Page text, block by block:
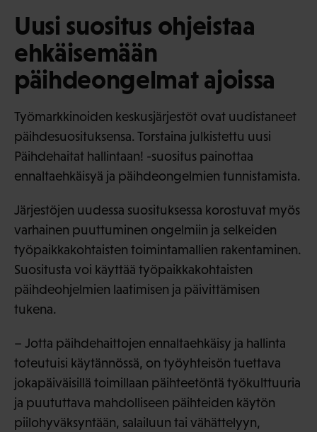
Uusi suositus ohjeistaa
ehkäisemään
päihdeongelmat ajoissa
Työmarkkinoiden keskusjärjestöt ovat uudistaneet
päihdesuosituksensa. Torstaina julkistettu uusi
Päihdehaitat hallintaan! -suositus painottaa
ennaltaehkäisyä ja päihdeongelmien tunnistamista.
Järjestöjen uudessa suosituksessa korostuvat myös
varhainen puuttuminen ongelmiin ja selkeiden
työpaikkakohtaisten toimintamallien rakentaminen.
Suositusta voi käyttää työpaikkakohtaisten
päihdeohjelmien laatimisen ja päivittämisen
tukena.
– Jotta päihdehaittojen ennaltaehkäisy ja hallinta
toteutuisi käytännössä, on työyhteisön tuettava
jokapäiväisillä toimillaan päihteetöntä työkulttuuria
ja puututtava mahdolliseen päihteiden käytön
piilohyväksyntään, salailuun tai vähättelyyn,